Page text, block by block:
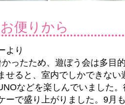
便りから
より
ったため、遊ぼう会は多目
せると、室内でしかできな
などを楽しんでいました
ーで盛り上がりました。9月